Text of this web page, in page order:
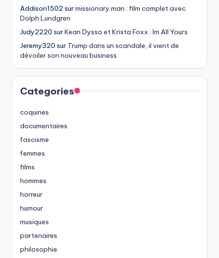
Addison1502 surmissionary man : film complet avec
Dolph Lundgren
Judy2220 surKean Dysso et Krista Foxx : Im All Yours
Jeremy320 sur Trump dans un scandale, il vient de
dévoiler son nouveau business
Categories
coquines
documentaires
fascisme
femmes
films
hommes
horreur
humour
musiques
partenaires
philosophie